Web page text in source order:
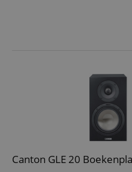
Ideaal voor HiFi-,
Canton GLE 20